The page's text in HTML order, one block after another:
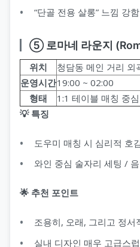
“단골 전용 살롱” 느낌 강함
⑤ 로마네 라운지
위치
청담동 메인 거리 외
운영시간19:00 ~ 02:00
형태
1:1 테이블 매칭 중
💡 특징
도우미 매칭 시 심리적 호
와인 중심 술자리 세팅 /
🌟 추천 포인트
조용히, 오래, 그리고 정
실내 디자인 매우 고급스